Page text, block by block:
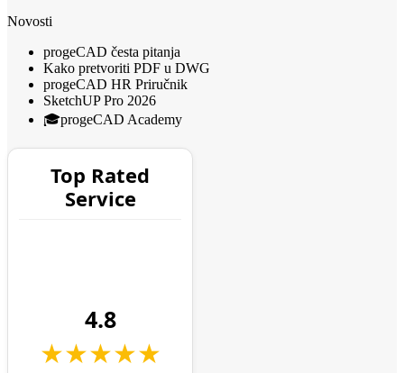
Novosti
progeCAD česta pitanja
Kako pretvoriti PDF u DWG
progeCAD HR Priručnik
SketchUP Pro 2026
🎓progeCAD Academy
Top Rated
Service
4.8
★★★★★